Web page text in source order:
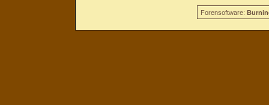
Forensoftware: